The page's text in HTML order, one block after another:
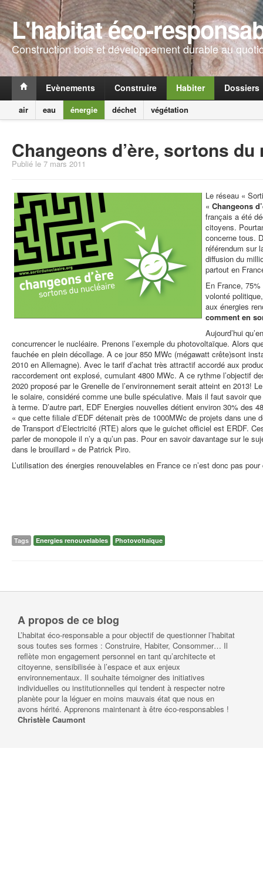
L'habitat éco-
Construction bois et développement durable au
Evènements Construire Habiter Dossiers
air eau énergie déchet végétation
Changeons d’ère, sortons
Publié le 7 mars 2011
Le réseau «
« Changeons
français a été
citoyens.
concerne tous.
référendum sur
diffusion du
partout en
En France,
volonté
aux énergies
comment en
Aujourd’hui
concurrencer le nucléaire. Prenons l’exemple du photovoltaïque. Alors
fauchée en plein décollage. A ce jour 850 MWc (mégawatt crête)sont
2010 en Allemagne). Avec le tarif d’achat très attractif accordé aux
raccordement ont explosé, cumulant 4800 MWc. A ce rythme l’objectif
2020 proposé par le Grenelle de l’environnement serait atteint en 2013!
le solaire, considéré comme une bulle spéculative. Mais il faut savoir
à terme. D’autre part, EDF Energies nouvelles détient environ 30% des
« que cette filiale d’EDF détenait près de 1000MWc de projets dans une
de Transport d’Electricité (RTE) alors que le guichet officiel est ERDF.
parler de monopole il n’y a qu’un pas. Pour en savoir davantage sur le
dans le brouillard » de Patrick Piro.
L’utilisation des énergies renouvelables en France ce n’est donc pas
Tags Energies renouvelables Photovoltaïque
A propos de ce blog
L’habitat éco-responsable a pour objectif de questionner l’habitat
sous toutes ses formes : Construire, Habiter, Consommer… Il
reflète mon engagement personnel en tant qu’architecte et
citoyenne, sensibilisée à l’espace et aux enjeux
environnementaux. Il souhaite témoigner des initiatives
individuelles ou institutionnelles qui tendent à respecter notre
planète pour la léguer en moins mauvais état que nous en
avons hérité. Apprenons maintenant à être éco-responsables !
Christèle Caumont